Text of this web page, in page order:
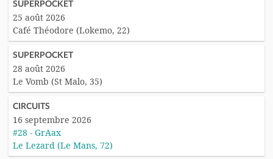
SUPERPOCKET
25 août 2026
Café Théodore (Lokemo, 22)
SUPERPOCKET
28 août 2026
Le Vomb (St Malo, 35)
CIRCUITS
16 septembre 2026
#28 - GrAax
Le Lezard (Le Mans, 72)